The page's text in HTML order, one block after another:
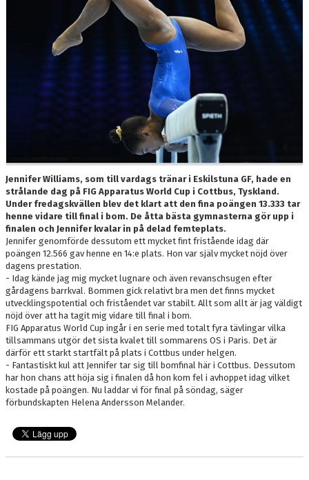
Jennifer Williams, som till vardags tränar i Eskilstuna GF, hade en
strålande dag på FIG Apparatus World Cup i Cottbus, Tyskland.
Under fredagskvällen blev det klart att den fina poängen 13.333 tar
henne vidare till final i bom. De åtta bästa gymnasterna gör upp i
finalen och Jennifer kvalar in på delad femteplats.
Jennifer genomförde dessutom ett mycket fint fristående idag där
poängen 12.566 gav henne en 14:e plats. Hon var själv mycket nöjd över
dagens prestation.
- Idag kände jag mig mycket lugnare och även revanschsugen efter
gårdagens barrkval. Bommen gick relativt bra men det finns mycket
utvecklingspotential och friståendet var stabilt. Allt som allt är jag väldigt
nöjd över att ha tagit mig vidare till final i bom.
FIG Apparatus World Cup ingår i en serie med totalt fyra tävlingar vilka
tillsammans utgör det sista kvalet till sommarens OS i Paris. Det är
därför ett starkt startfält på plats i Cottbus under helgen.
- Fantastiskt kul att Jennifer tar sig till bomfinal här i Cottbus. Dessutom
har hon chans att höja sig i finalen då hon kom fel i avhoppet idag vilket
kostade på poängen. Nu laddar vi för final på söndag, säger
förbundskapten Helena Andersson Melander.